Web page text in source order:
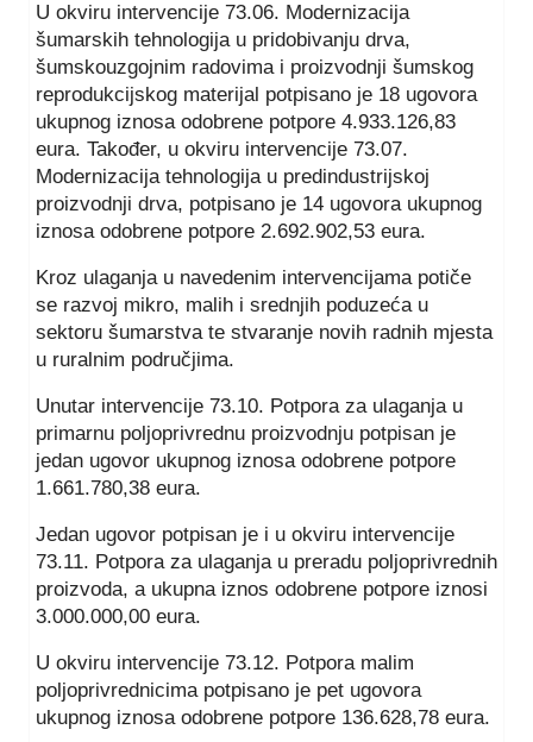
U okviru intervencije 73.06. Modernizacija
šumarskih tehnologija u pridobivanju drva,
šumskouzgojnim radovima i proizvodnji šumskog
reprodukcijskog materijal potpisano je 18 ugovora
ukupnog iznosa odobrene potpore 4.933.126,83
eura. Također, u okviru intervencije 73.07.
Modernizacija tehnologija u predindustrijskoj
proizvodnji drva, potpisano je 14 ugovora ukupnog
iznosa odobrene potpore 2.692.902,53 eura.
Kroz ulaganja u navedenim intervencijama potiče
se razvoj mikro, malih i srednjih poduzeća u
sektoru šumarstva te stvaranje novih radnih mjesta
u ruralnim područjima.
Unutar intervencije 73.10. Potpora za ulaganja u
primarnu poljoprivrednu proizvodnju potpisan je
jedan ugovor ukupnog iznosa odobrene potpore
1.661.780,38 eura.
Jedan ugovor potpisan je i u okviru intervencije
73.11. Potpora za ulaganja u preradu poljoprivrednih
proizvoda, a ukupna iznos odobrene potpore iznosi
3.000.000,00 eura.
U okviru intervencije 73.12. Potpora malim
poljoprivrednicima potpisano je pet ugovora
ukupnog iznosa odobrene potpore 136.628,78 eura.